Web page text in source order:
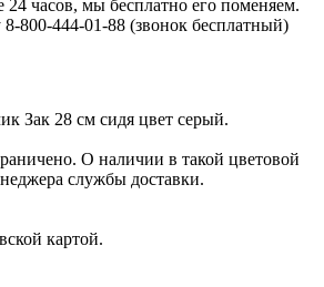
24 часов, мы бесплатно его поменяем.
800-444-01-88 (звонок бесплатный)
Зак 28 см сидя цвет серый.
О наличии в такой цветовой
службы доставки.
картой.